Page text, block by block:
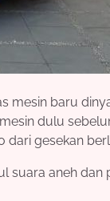
mesin baru
dulu
dari gesekan
suara aneh dan